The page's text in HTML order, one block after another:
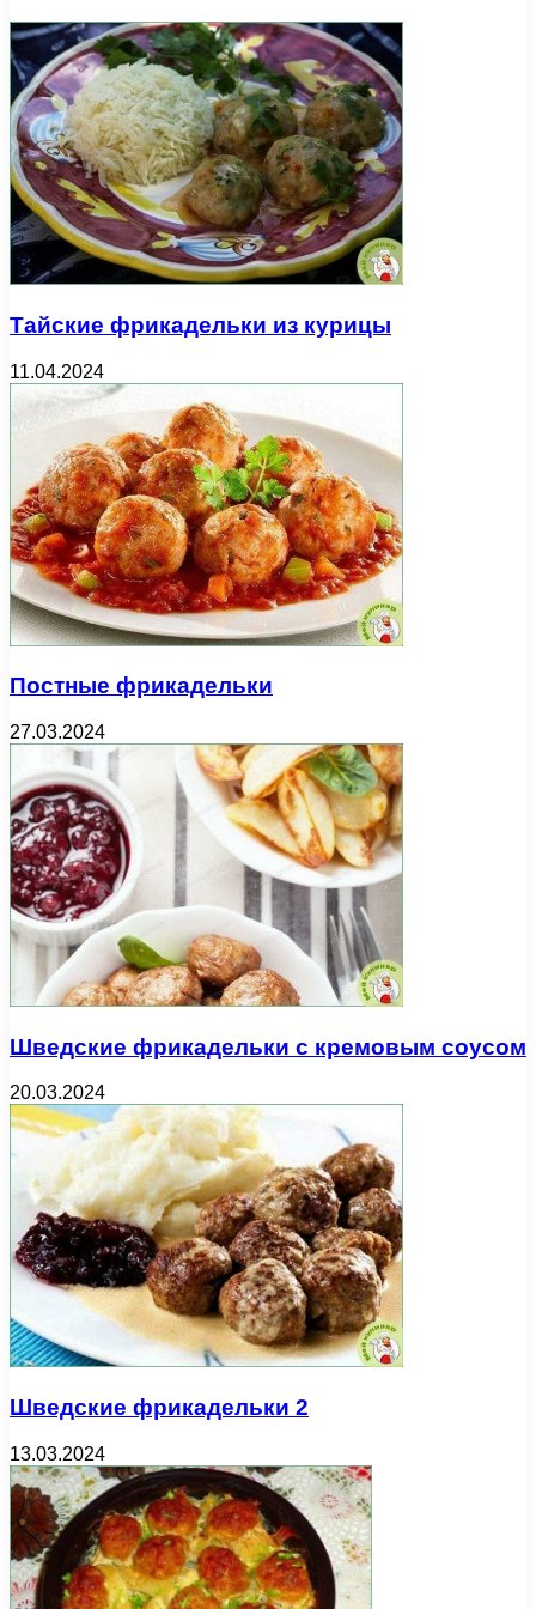
Тайские фрикадельки из курицы
11.04.2024
Постные фрикадельки
27.03.2024
Шведские фрикадельки с кремовым соусом
20.03.2024
Шведские фрикадельки 2
13.03.2024